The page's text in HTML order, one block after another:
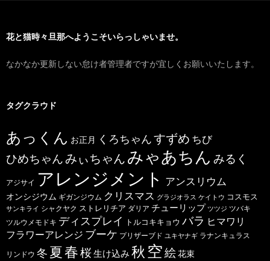
花と猫時々旦那へようこそいらっしゃいませ。
なかなか更新しない怠け者管理者ですが宜しくお願いいたします。
タグクラウド
あっくん お正月 くろちゃんすずめ ちび
ひめちゃんみぃちゃん みゃあちん みるく
アジサイ アレンジメント アンスリウム
オンシジウム ギガンジウム クリスマス グラジオラス ケイトウ コスモス
サンキライ シャクヤク ストレリチア ダリア チューリップ ツツジ ツバキ
ツルウメモドキ ディスプレイ トルコキキョウ バラ ヒマワリ
フラワーアレンジ ブーケ プリザーブド ユキヤナギ ラナンキュラス
リンドウ 冬 夏春桜生け込み 秋 空絵花束